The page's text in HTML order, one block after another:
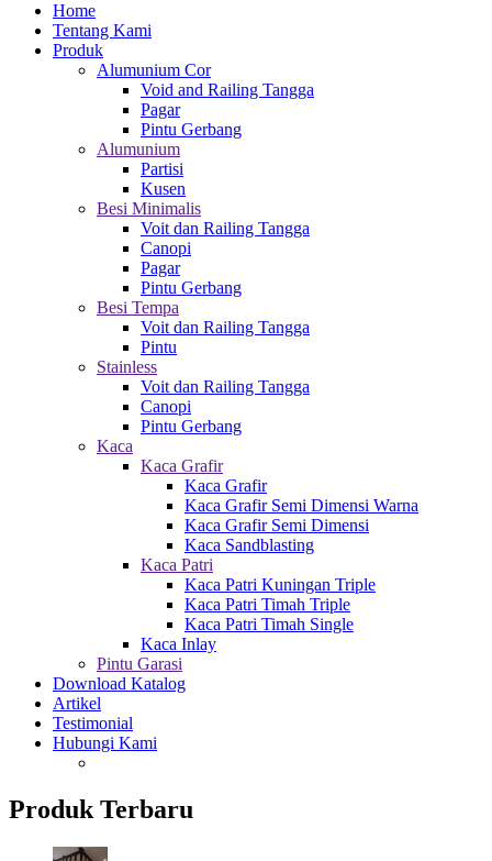
Home
Tentang Kami
Produk
Alumunium Cor
Void and Railing Tangga
Pagar
Pintu Gerbang
Alumunium
Partisi
Kusen
Besi Minimalis
Voit dan Railing Tangga
Canopi
Pagar
Pintu Gerbang
Besi Tempa
Voit dan Railing Tangga
Pintu
Stainless
Voit dan Railing Tangga
Canopi
Pintu Gerbang
Kaca
Kaca Grafir
Kaca Grafir
Kaca Grafir Semi Dimensi Warna
Kaca Grafir Semi Dimensi
Kaca Sandblasting
Kaca Patri
Kaca Patri Kuningan Triple
Kaca Patri Timah Triple
Kaca Patri Timah Single
Kaca Inlay
Pintu Garasi
Download Katalog
Artikel
Testimonial
Hubungi Kami
Produk Terbaru